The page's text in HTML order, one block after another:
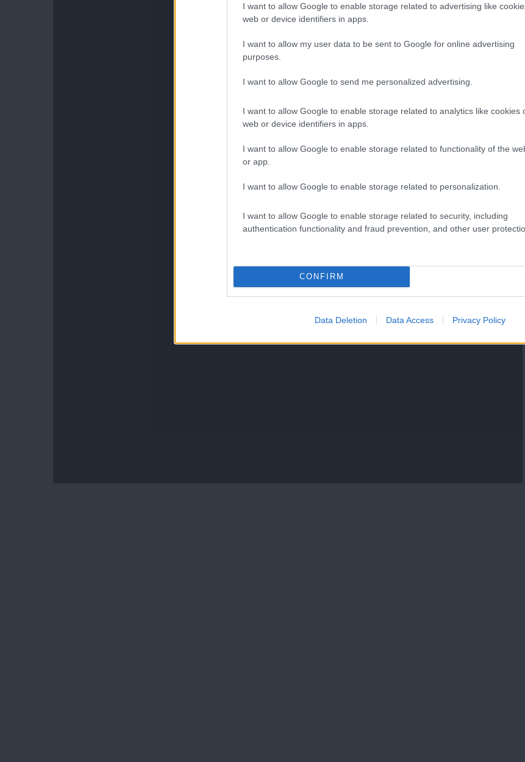
I want to allow Google to enable storage related to advertising like
web or device identifiers in apps.
I want to allow my user data to be sent to Google for online advertising
purposes.
I want to allow Google to send me personalized advertising.
I want to allow Google to enable storage related to analytics like cookies
web or device identifiers in apps.
I want to allow Google to enable storage related to functionality of the
or app.
I want to allow Google to enable storage related to personalization.
I want to allow Google to enable storage related to security, including
authentication functionality and fraud prevention, and other user
CONFIRM
Data Deletion Data Access Privacy Policy